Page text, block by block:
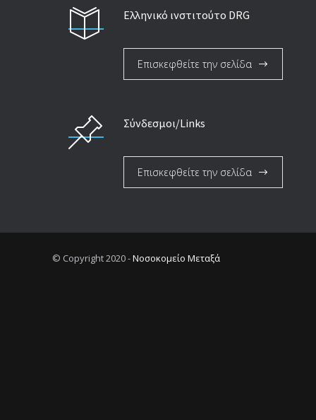
Ελληνικό ινστιτούτο DRG
Επισκεφθείτε την σελίδα
Σύνδεσμοι/Links
Επισκεφθείτε την σελίδα
© Copyright 2020 -Νοσοκομείο Μεταξά